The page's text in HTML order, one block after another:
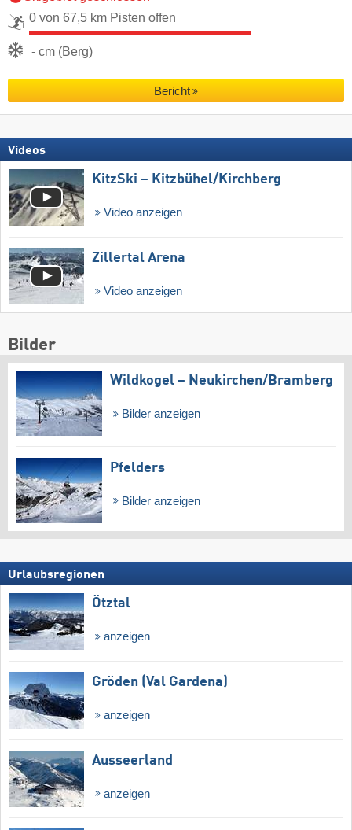
0 von 67,5 km Pisten offen
- cm (Berg)
Bericht
Videos
KitzSki – Kitzbühel/​Kirchberg
Video anzeigen
Zillertal Arena
Video anzeigen
Bilder
Wildkogel – Neukirchen/​Bramberg
Bilder anzeigen
Pfelders
Bilder anzeigen
Urlaubsregionen
Ötztal
anzeigen
Gröden (Val Gardena)
anzeigen
Ausseerland
anzeigen